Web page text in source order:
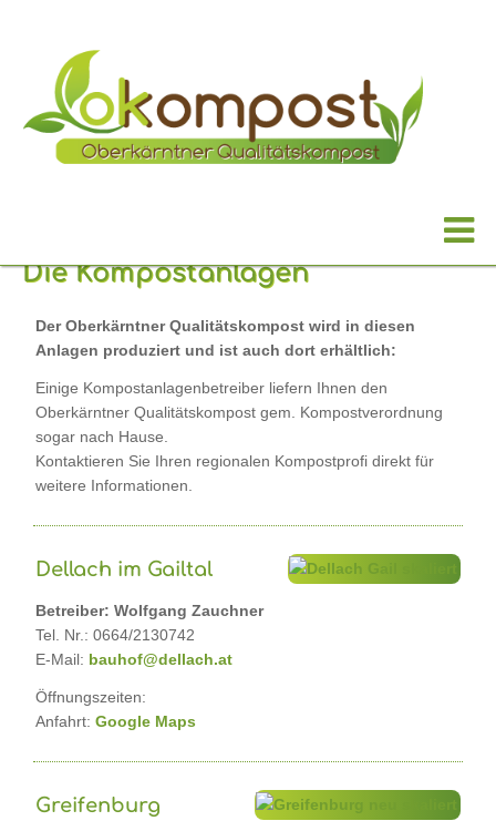
Die Kompostanlagen
Der Oberkärntner Qualitätskompost wird in diesen
Anlagen produziert und ist auch dort erhältlich:
Einige Kompostanlagenbetreiber liefern Ihnen den
Oberkärntner Qualitätskompost gem. Kompostverordnung
sogar nach Hause.
Kontaktieren Sie Ihren regionalen Kompostprofi direkt für
weitere Informationen.
Dellach im Gailtal
Betreiber: Wolfgang Zauchner
Tel. Nr.: 0664/2130742
E-Mail: bauhof@dellach.at
Öffnungszeiten:
Anfahrt: Google Maps
Greifenburg